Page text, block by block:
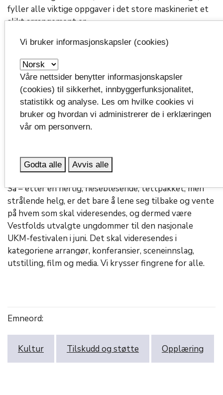
fyller alle viktige oppgaver i det store maskineriet et
slikt arrangement er.
Og nettopp her kommer vi fram til det viktige:
Uansett hva du kan eller brenner for, finnes det en
plass til deg i UKM-systemet.
Det er mange store navn som har svevd over scenen i
UKM Vestfolds regi opp igjennom åra, men den største
rekruttering til en profesjonell karriere og til øvrige
viktige bidrag inn i samfunnsoppbyggingen skjer
vertskap.
Så – etter en heftig, heseblesende, tettpakket, men
strålende helg, er det bare å lene seg tilbake og vente
på hvem som skal videresendes, og dermed være
Vestfolds utvalgte ungdommer til den nasjonale
UKM-festivalen i juni. Det skal videresendes i
kategoriene arrangør, konferansier, sceneinnslag,
utstilling, film og media. Vi krysser fingrene for alle.
Emneord:
Kultur Tilskudd og støtte Opplæring
Vi bruker informasjonskapsler (cookies)
Våre nettsider benytter informasjonskapsler
(cookies) til sikkerhet, innbyggerfunksjonalitet,
statistikk og analyse. Les om hvilke cookies vi
bruker og hvordan vi administrerer de i erklæringen
vår om personvern.
Godta alle Avvis alle